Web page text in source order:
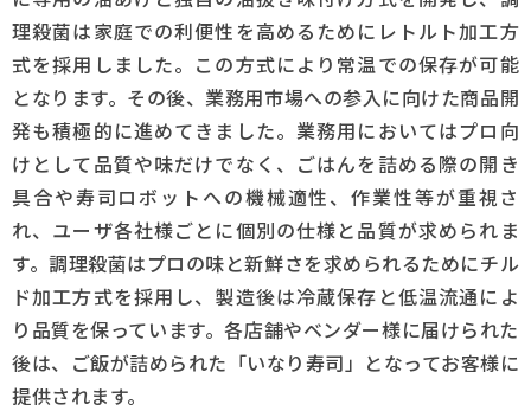
理殺菌は家庭での利便性を高めるためにレトルト加工方
式を採用しました。この方式により常温での保存が可能
となります。その後、業務用市場への参入に向けた商品開
発も積極的に進めてきました。業務用においてはプロ向
けとして品質や味だけでなく、ごはんを詰める際の開き
具合や寿司ロボットへの機械適性、作業性等が重視さ
れ、ユーザ各社様ごとに個別の仕様と品質が求められま
す。調理殺菌はプロの味と新鮮さを求められるためにチル
ド加工方式を採用し、製造後は冷蔵保存と低温流通によ
り品質を保っています。各店舗やベンダー様に届けられた
後は、ご飯が詰められた「いなり寿司」となってお客様に
提供されます。